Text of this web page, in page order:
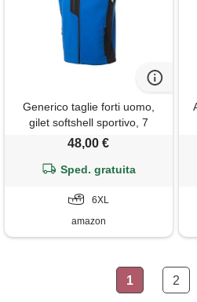
Generico taglie forti uomo,
gilet softshell sportivo, 7
colori, collo alto con zip
completa, tasche multiple no
maxfort fino alla 7xl over size
blu royal)
48,00 €
Sped. gratuita
6XL
amazon
1 2